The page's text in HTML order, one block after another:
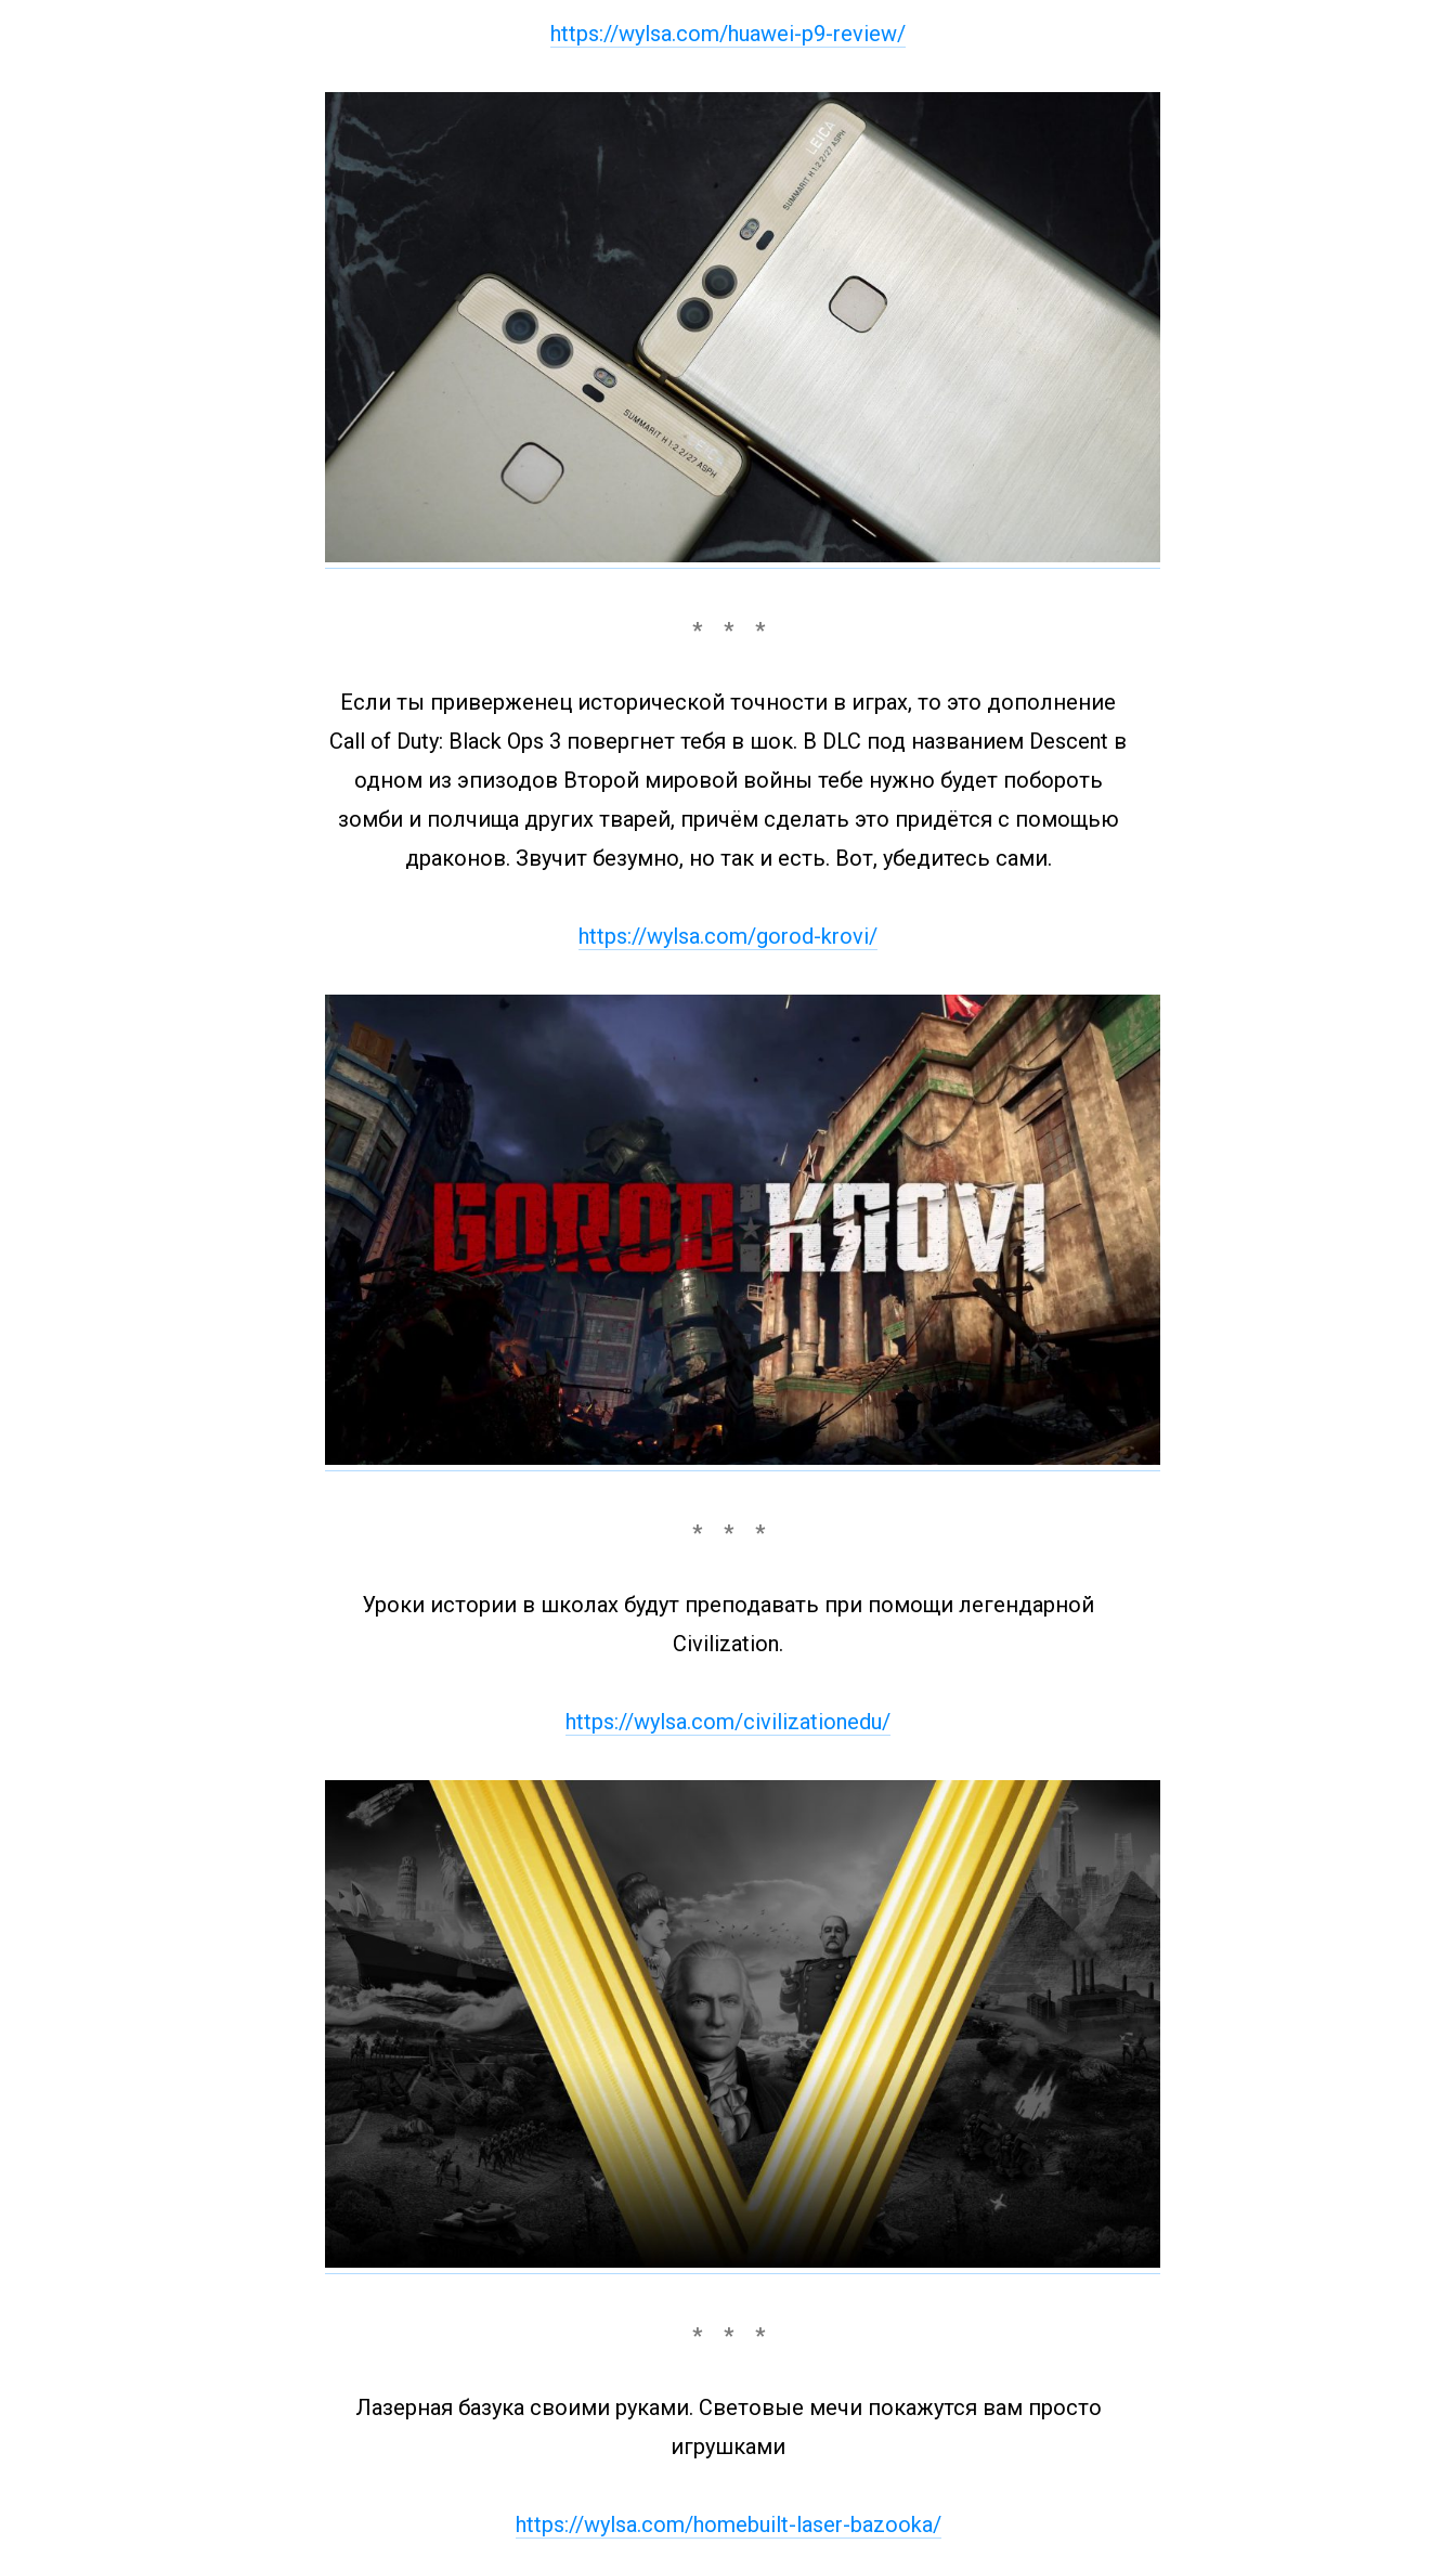
https://wylsa.com/huawei-p9-review/
Если ты приверженец исторической точности в играх, то это дополнение
Call of Duty: Black Ops 3 повергнет тебя в шок. В DLC под названием Descent в
одном из эпизодов Второй мировой войны тебе нужно будет побороть
зомби и полчища других тварей, причём сделать это придётся с помощью
драконов. Звучит безумно, но так и есть. Вот, убедитесь сами.
https://wylsa.com/gorod-krovi/
Уроки истории в школах будут преподавать при помощи легендарной
Civilization.
https://wylsa.com/civilizationedu/
Лазерная базука своими руками. Световые мечи покажутся вам просто
игрушками
https://wylsa.com/homebuilt-laser-bazooka/